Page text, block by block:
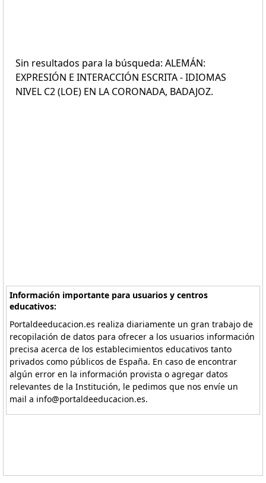
Sin resultados para la búsqueda: ALEMÁN:
EXPRESIÓN E INTERACCIÓN ESCRITA - IDIOMAS
NIVEL C2 (LOE) EN LA CORONADA, BADAJOZ.
Información importante para usuarios y centros
educativos:
Portaldeeducacion.es realiza diariamente un gran trabajo de
recopilación de datos para ofrecer a los usuarios información
precisa acerca de los establecimientos educativos tanto
privados como públicos de España. En caso de encontrar
algún error en la información provista o agregar datos
relevantes de la Institución, le pedimos que nos envíe un
mail a info@portaldeeducacion.es.